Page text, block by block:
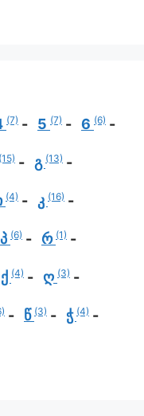
(7) 5 (7) 6 (6)
(15) გ (13)
(4) კ (16)
პ (6) რ (1)
ქ (4) ღ (3)
წ (3) ჭ (4)